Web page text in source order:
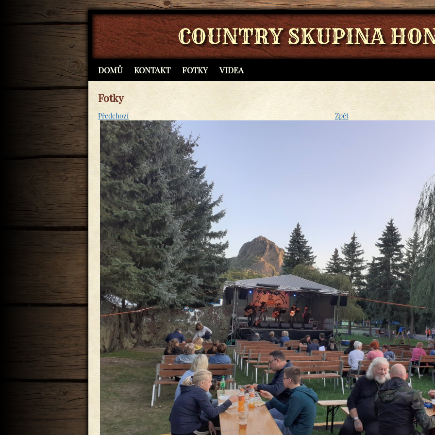
COUNTRY SKUPINA
DOMŮ KONTAKT FOTKY VIDEA
Fotky
Předchozí Zpět